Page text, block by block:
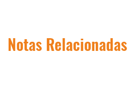
Notas Relacionadas